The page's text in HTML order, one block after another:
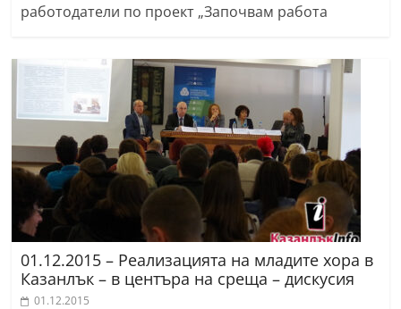
работодатели по проект „Започвам работа
01.12.2015 – Реализацията на младите хора в
Казанлък – в центъра на среща – дискусия
01.12.2015